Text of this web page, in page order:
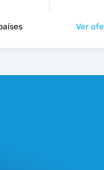
países Ver